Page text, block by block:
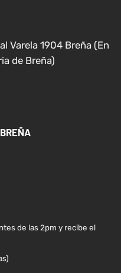
Varela 1904 Breña (En
de Breña)
de las 2pm y recibe el